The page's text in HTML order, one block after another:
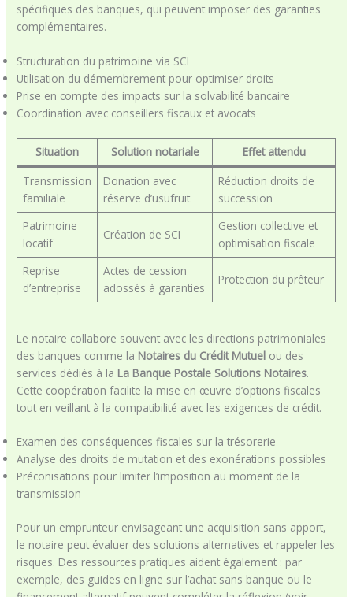
spécifiques des banques, qui peuvent imposer des garanties
complémentaires.
Structuration du patrimoine via SCI
Utilisation du démembrement pour optimiser droits
Prise en compte des impacts sur la solvabilité bancaire
Coordination avec conseillers fiscaux et avocats
Situation Solution notariale
Effet attendu
Transmission
familiale
Donation avec
réserve d’usufruit
Réduction droits de
succession
Patrimoine
locatif
Création de SCI
Gestion collective et
optimisation fiscale
Reprise
d’entreprise
Actes de cession
adossés à garanties
Protection du prêteur
Le notaire collabore souvent avec les directions patrimoniales
des banques comme la Notaires du Crédit Mutuel ou des
services dédiés à la La Banque Postale Solutions Notaires.
Cette coopération facilite la mise en œuvre d’options fiscales
tout en veillant à la compatibilité avec les exigences de crédit.
Examen des conséquences fiscales sur la trésorerie
Analyse des droits de mutation et des exonérations possibles
Préconisations pour limiter l’imposition au moment de la
transmission
Pour un emprunteur envisageant une acquisition sans apport,
le notaire peut évaluer des solutions alternatives et rappeler les
risques. Des ressources pratiques aident également : par
exemple, des guides en ligne sur l’achat sans banque ou le